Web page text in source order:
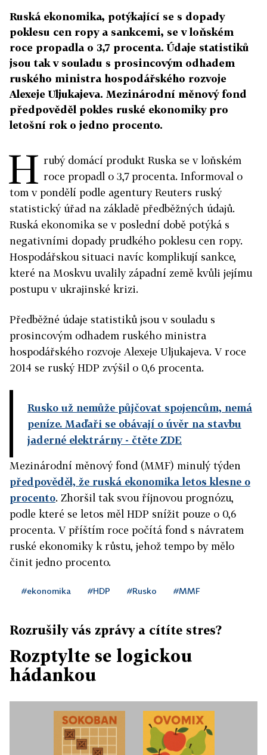
Ruská ekonomika, potýkající se s dopady
poklesu cen ropy a sankcemi, se v loňském
roce propadla o 3,7 procenta. Údaje statistiků
jsou tak v souladu s prosincovým odhadem
ruského ministra hospodářského rozvoje
Alexeje Uljukajeva. Mezinárodní měnový fond
předpověděl pokles ruské ekonomiky pro
letošní rok o jedno procento.
H rubý domácí produkt Ruska se v loňském
roce propadl o 3,7 procenta. Informoval o
tom v pondělí podle agentury Reuters ruský
statistický úřad na základě předběžných údajů.
Ruská ekonomika se v poslední době potýká s
negativními dopady prudkého poklesu cen ropy.
Hospodářskou situaci navíc komplikují sankce,
které na Moskvu uvalily západní země kvůli jejímu
postupu v ukrajinské krizi.
Předběžné údaje statistiků jsou v souladu s
prosincovým odhadem ruského ministra
hospodářského rozvoje Alexeje Uljukajeva. V roce
2014 se ruský HDP zvýšil o 0,6 procenta.
Rusko už nemůže půjčovat spojencům, nemá
peníze. Maďaři se obávají o úvěr na stavbu
jaderné elektrárny- čtěte ZDE
Mezinárodní měnový fond (MMF) minulý týden
předpověděl, že ruská ekonomika letos klesne o
procento. Zhoršil tak svou říjnovou prognózu,
podle které se letos měl HDP snížit pouze o 0,6
procenta. V příštím roce počítá fond s návratem
ruské ekonomiky k růstu, jehož tempo by mělo
činit jedno procento.
#ekonomika #HDP #Rusko #MMF
Rozrušily vás zprávy a cítíte stres?
Rozptylte se logickou
hádankou